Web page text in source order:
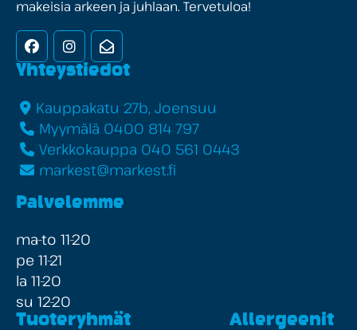
makeisia arkeen ja juhlaan. Tervetuloa!
FacebookInstagramUutiskirje
Yhteystiedot
Kauppakatu 27b, Joensuu
Myymälä 0400 814 797
Verkkokauppa 040 561 0443
markest@markest.fi
Palvelemme
ma-to 11-20
pe 11-21
la 11-20
su 12-20
Tuoteryhmät Allergeenit